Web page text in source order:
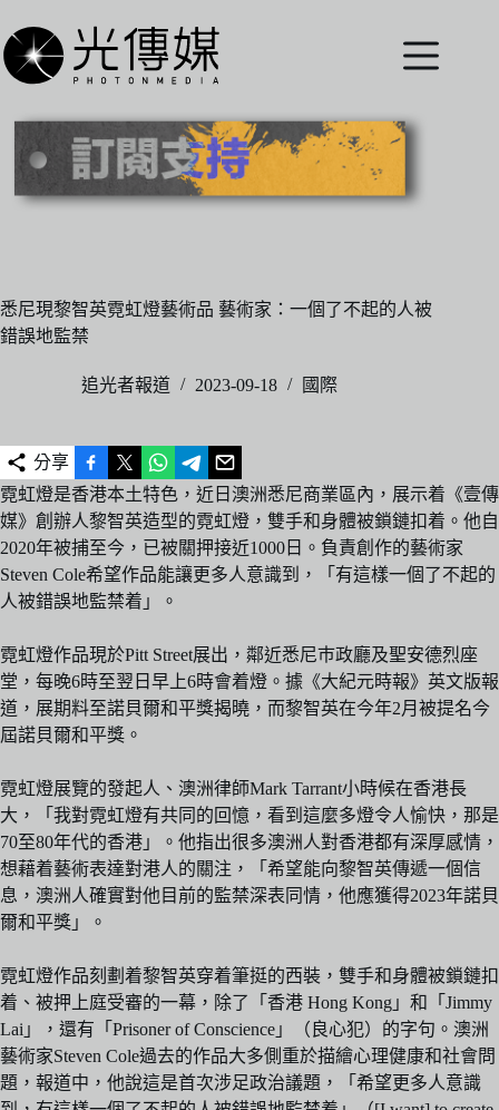
至
主
內
悉尼現黎智英霓虹燈藝術品 藝術家：一個了不起的人被
錯誤地監禁
追光者報道 2023-09-18 國際
分享
霓虹燈是香港本土特色，近日澳洲悉尼商業區內，展示着《壹傳
媒》創辦人黎智英造型的霓虹燈，雙手和身體被鎖鏈扣着。他自
2020年被捕至今，已被關押接近1000日。負責創作的藝術家
Steven Cole希望作品能讓更多人意識到，「有這樣一個了不起的
人被錯誤地監禁着」。
霓虹燈作品現於Pitt Street展出，鄰近悉尼巿政廳及聖安德烈座
堂，每晚6時至翌日早上6時會着燈。據《大紀元時報》英文版報
道，展期料至諾貝爾和平獎揭曉，而黎智英在今年2月被提名今
屆諾貝爾和平獎。
霓虹燈展覽的發起人、澳洲律師Mark Tarrant小時候在香港長
大，「我對霓虹燈有共同的回憶，看到這麼多燈令人愉快，那是
70至80年代的香港」。他指出很多澳洲人對香港都有深厚感情，
想藉着藝術表達對港人的關注，「希望能向黎智英傳遞一個信
息，澳洲人確實對他目前的監禁深表同情，他應獲得2023年諾貝
爾和平獎」。
霓虹燈作品刻劃着黎智英穿着筆挺的西裝，雙手和身體被鎖鏈扣
着、被押上庭受審的一幕，除了「香港 Hong Kong」和「Jimmy
Lai」，還有「Prisoner of Conscience」（良心犯）的字句。澳洲
藝術家Steven Cole過去的作品大多側重於描繪心理健康和社會問
題，報道中，他說這是首次涉足政治議題，「希望更多人意識